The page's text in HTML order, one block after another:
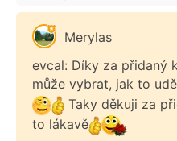
Merylas
evcal: Díky za přidaný
může vybrat, jak to
Taky děkuji za
to lákavě